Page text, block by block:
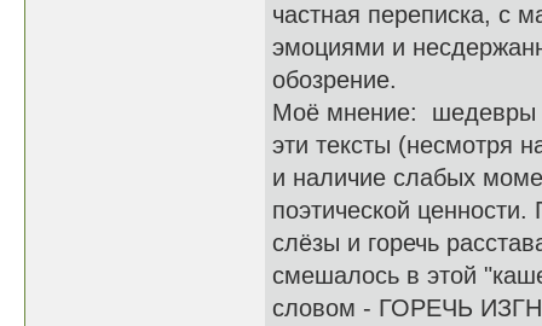
частная переписка, с
эмоциями и
обозрение.
Моё мнение: шедевры
эти тексты (несмотря
и наличие слабых
поэтической
слёзы и горечь
смешалось в этой
словом - ГОРЕЧЬ